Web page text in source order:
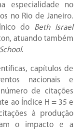
especialidade no
no Rio de Janeiro.
do Beth Israel
atuando também
.
capítulos de
nacionais e
de citações
ao Índice H = 35 e
à produção
o impacto e a